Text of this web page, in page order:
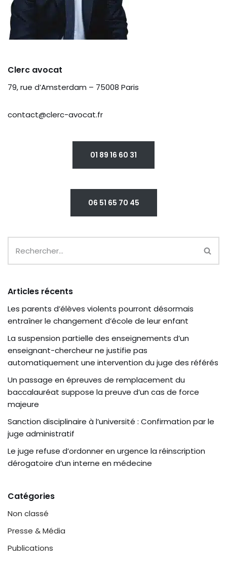
Clerc avocat
79, rue d’Amsterdam – 75008 Paris
contact@clerc-avocat.fr
01 89 16 60 31
06 51 65 70 45
Articles récents
Les parents d’élèves violents pourront désormais
entraîner le changement d’école de leur enfant
La suspension partielle des enseignements d’un
enseignant-chercheur ne justifie pas
automatiquement une intervention du juge des référés
Un passage en épreuves de remplacement du
baccalauréat suppose la preuve d’un cas de force
majeure
Sanction disciplinaire à l’université : Confirmation par le
juge administratif
Le juge refuse d’ordonner en urgence la réinscription
dérogatoire d’un interne en médecine
Catégories
Non classé
Presse & Média
Publications